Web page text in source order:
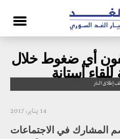
أي ضغوط خلال
للقاء أستانة
إطلاق النار
14 يناير، 2017
المشارك في الاجتماعات